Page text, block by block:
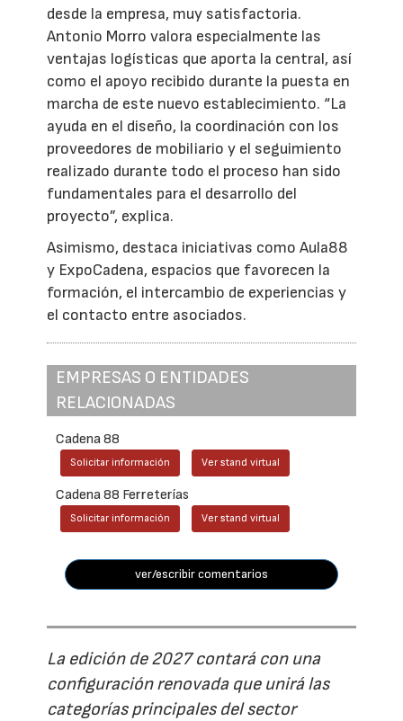
desde la empresa, muy satisfactoria.
Antonio Morro valora especialmente las
ventajas logísticas que aporta la central, así
como el apoyo recibido durante la puesta en
marcha de este nuevo establecimiento. “La
ayuda en el diseño, la coordinación con los
proveedores de mobiliario y el seguimiento
realizado durante todo el proceso han sido
fundamentales para el desarrollo del
proyecto”, explica.
Asimismo, destaca iniciativas como Aula88
y ExpoCadena, espacios que favorecen la
formación, el intercambio de experiencias y
el contacto entre asociados.
EMPRESAS O ENTIDADES
RELACIONADAS
Cadena 88
Solicitar información Ver stand virtual
Cadena 88 Ferreterías
Solicitar información Ver stand virtual
ver/escribir comentarios
La edición de 2027 contará con una
configuración renovada que unirá las
categorías principales del sector